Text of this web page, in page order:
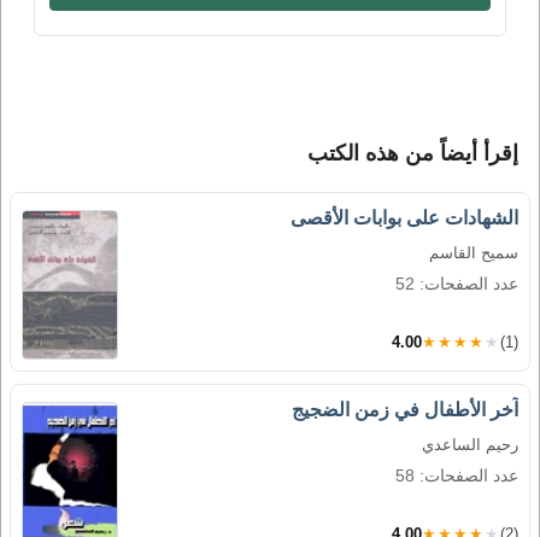
إقرأ أيضاً من هذه الكتب
الشهادات على بوابات الأقصى
سميح القاسم
عدد الصفحات: 52
4.00★★★★★ (1)
آخر الأطفال في زمن الضجيج
رحيم الساعدي
عدد الصفحات: 58
4.00★★★★★ (2)